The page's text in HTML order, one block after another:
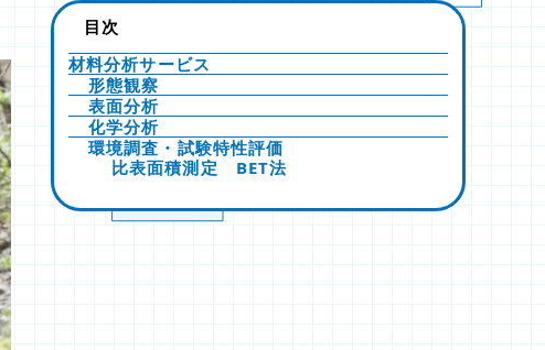
目次
材料分析サービス
形態観察
表面分析
化学分析
環境調査・試験特性評価
比表面積測定 BET法